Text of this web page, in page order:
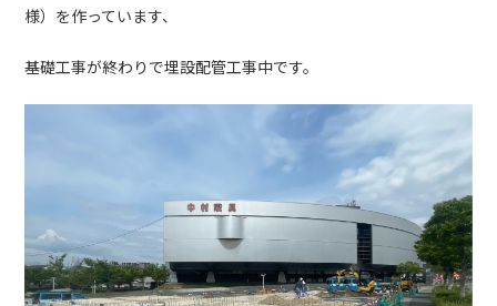
様）を作っています、
基礎工事が終わりで埋設配管工事中です。